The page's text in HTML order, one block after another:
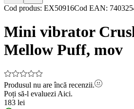
Item
of
11
Cod produs: EX50916Cod EAN:
Mini vibrator
Mellow Puff, mov
Produsul nu are încă recenzii.
Poți să-l evaluezi Aici.
183 lei